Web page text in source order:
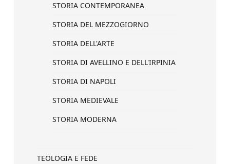
STORIA CONTEMPORANEA
STORIA DEL MEZZOGIORNO
STORIA DELL'ARTE
STORIA DI AVELLINO E DELL'IRPINIA
STORIA DI NAPOLI
STORIA MEDIEVALE
STORIA MODERNA
TEOLOGIA E FEDE